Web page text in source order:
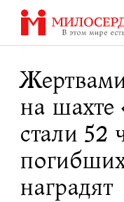
Перейти
содержанию
на шахте
стали 52
наградят